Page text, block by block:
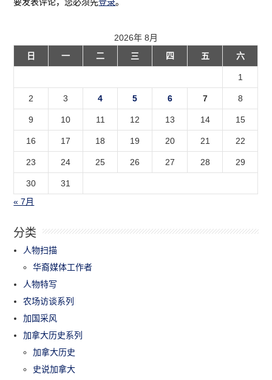
2026年 8月
日
一 二 三 四 五 六
1
2 3 4 5 6 7 8
9 10 11 12 13 14 15
16 17 18 19 20 21 22
23 24 25 26 27 28 29
30
31
« 7月
分类
人物扫描
华裔媒体工作者
人物特写
农场访谈系列
加国采风
加拿大历史系列
加拿大历史
史说加拿大